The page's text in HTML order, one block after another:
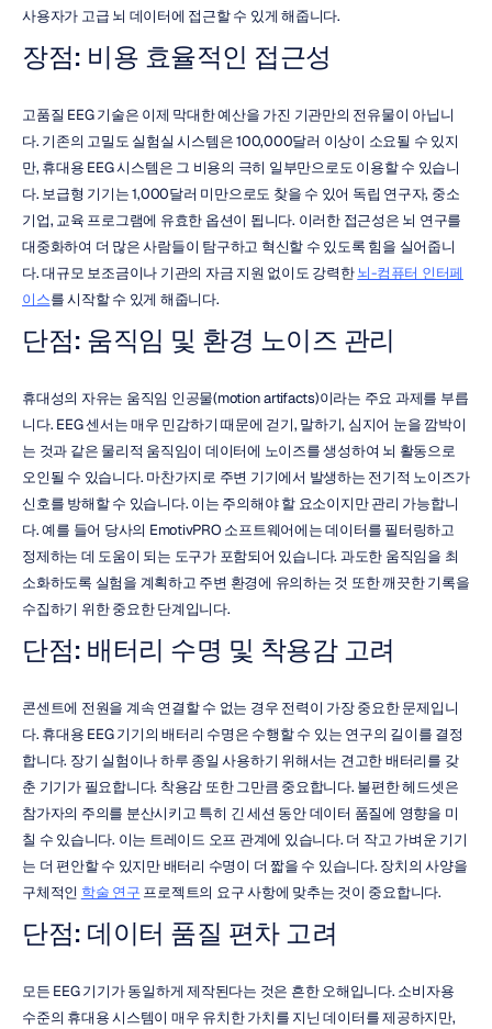
사용자가 고급 뇌 데이터에 접근할 수 있게 해줍니다.
장점: 비용 효율적인 접근성
고품질 EEG 기술은 이제 막대한 예산을 가진 기관만의 전유물이 아닙니
다. 기존의 고밀도 실험실 시스템은 100,000달러 이상이 소요될 수 있지
만, 휴대용 EEG 시스템은 그 비용의 극히 일부만으로도 이용할 수 있습니
다. 보급형 기기는 1,000달러 미만으로도 찾을 수 있어 독립 연구자, 중소
기업, 교육 프로그램에 유효한 옵션이 됩니다. 이러한 접근성은 뇌 연구를
대중화하여 더 많은 사람들이 탐구하고 혁신할 수 있도록 힘을 실어줍니
다. 대규모 보조금이나 기관의 자금 지원 없이도 강력한 뇌-컴퓨터 인터페
이스를 시작할 수 있게 해줍니다.
단점: 움직임 및 환경 노이즈 관리
휴대성의 자유는 움직임 인공물(motion artifacts)이라는 주요 과제를 부릅
니다. EEG 센서는 매우 민감하기 때문에 걷기, 말하기, 심지어 눈을 깜박이
는 것과 같은 물리적 움직임이 데이터에 노이즈를 생성하여 뇌 활동으로
오인될 수 있습니다. 마찬가지로 주변 기기에서 발생하는 전기적 노이즈가
신호를 방해할 수 있습니다. 이는 주의해야 할 요소이지만 관리 가능합니
다. 예를 들어 당사의 EmotivPRO 소프트웨어에는 데이터를 필터링하고
정제하는 데 도움이 되는 도구가 포함되어 있습니다. 과도한 움직임을 최
소화하도록 실험을 계획하고 주변 환경에 유의하는 것 또한 깨끗한 기록을
수집하기 위한 중요한 단계입니다.
단점: 배터리 수명 및 착용감 고려
콘센트에 전원을 계속 연결할 수 없는 경우 전력이 가장 중요한 문제입니
다. 휴대용 EEG 기기의 배터리 수명은 수행할 수 있는 연구의 길이를 결정
합니다. 장기 실험이나 하루 종일 사용하기 위해서는 견고한 배터리를 갖
춘 기기가 필요합니다. 착용감 또한 그만큼 중요합니다. 불편한 헤드셋은
참가자의 주의를 분산시키고 특히 긴 세션 동안 데이터 품질에 영향을 미
칠 수 있습니다. 이는 트레이드 오프 관계에 있습니다. 더 작고 가벼운 기기
는 더 편안할 수 있지만 배터리 수명이 더 짧을 수 있습니다. 장치의 사양을
구체적인 학술 연구 프로젝트의 요구 사항에 맞추는 것이 중요합니다.
단점: 데이터 품질 편차 고려
모든 EEG 기기가 동일하게 제작된다는 것은 흔한 오해입니다. 소비자용
수준의 휴대용 시스템이 매우 유치한 가치를 지닌 데이터를 제공하지만,